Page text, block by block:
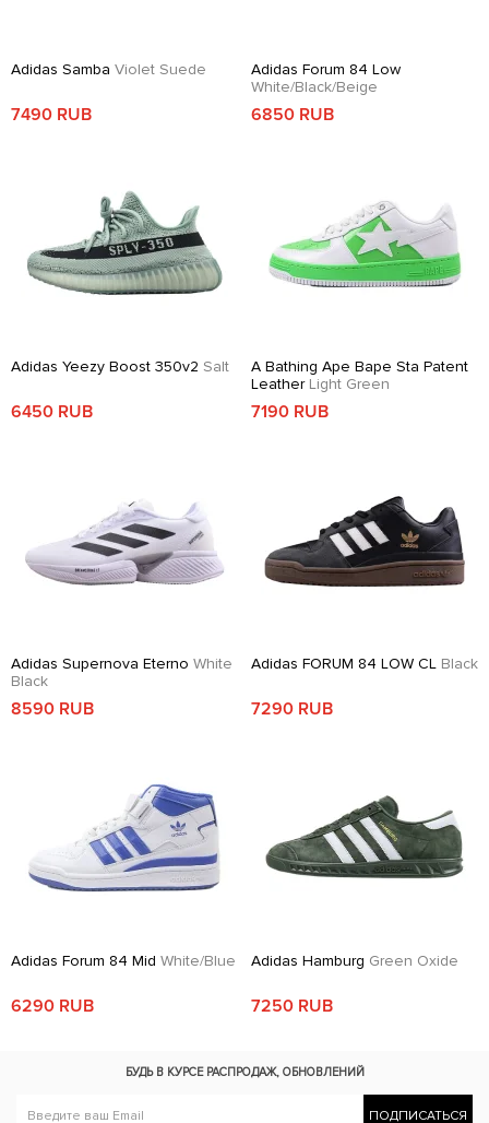
Adidas Samba Violet Suede
7490 RUB
Adidas Forum 84 Low
White/Black/Beige
6850 RUB
Adidas Yeezy Boost 350v2 Salt
6450 RUB
A Bathing Ape Bape Sta Patent
Leather Light Green
7190 RUB
Adidas Supernova Eterno White
Black
8590 RUB
Adidas FORUM 84 LOW CL Black
7290 RUB
Adidas Forum 84 Mid White/Blue
6290 RUB
Adidas Hamburg Green Oxide
7250 RUB
БУДЬ В КУРСЕ РАСПРОДАЖ, ОБНОВЛЕНИЙ
ПОДПИСАТЬСЯ